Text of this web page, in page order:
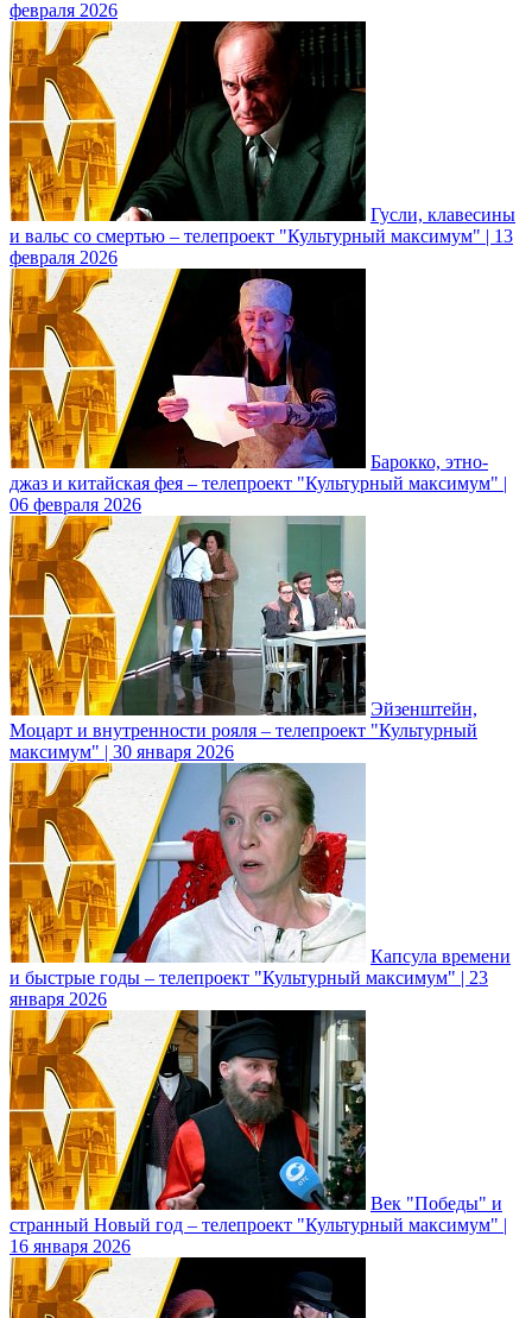
февраля 2026
Гусли, клавесины
и вальс со смертью – телепроект "Культурный максимум" | 13
февраля 2026
Барокко, этно-
джаз и китайская фея – телепроект "Культурный максимум" |
06 февраля 2026
Эйзенштейн,
Моцарт и внутренности рояля – телепроект "Культурный
максимум" | 30 января 2026
Капсула времени
и быстрые годы – телепроект "Культурный максимум" | 23
января 2026
Век "Победы" и
странный Новый год – телепроект "Культурный максимум" |
16 января 2026